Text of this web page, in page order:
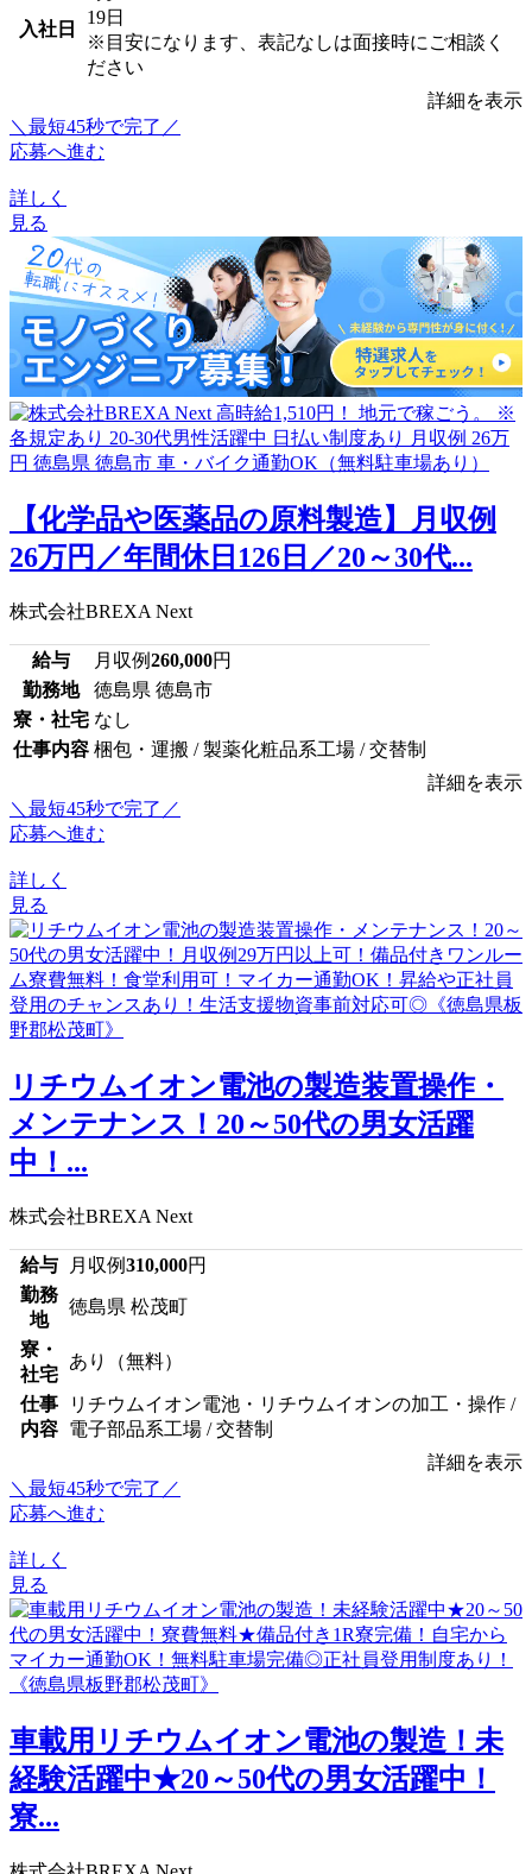
入社日
19日
※目安になります、表記なしは面接時にご相談く
ださい
詳細を表示
＼最短45秒で完了／
応募へ進む
詳しく
見る
【化学品や医薬品の原料製造】月収例
26万円／年間休日126日／20～30代...
株式会社BREXA Next
給与 月収例260,000円
勤務地
徳島県 徳島市
寮・社宅 なし
仕事内容 梱包・運搬 / 製薬化粧品系工場 / 交替制
詳細を表示
＼最短45秒で完了／
応募へ進む
詳しく
見る
リチウムイオン電池の製造装置操作・
メンテナンス！20～50代の男女活躍
中！...
株式会社BREXA Next
給与 月収例310,000円
勤務
地
徳島県 松茂町
寮・
社宅
あり（無料）
仕事
内容
リチウムイオン電池・リチウムイオンの加工・操作 /
電子部品系工場 / 交替制
詳細を表示
＼最短45秒で完了／
応募へ進む
詳しく
見る
車載用リチウムイオン電池の製造！未
経験活躍中★20～50代の男女活躍中！
寮...